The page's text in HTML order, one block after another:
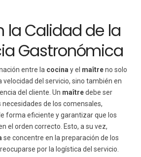
la Calidad de la
Gastronómica
entre la cocina y el maîtreno solo
velocidad del servicio, sino también en
del cliente. Un maîtredebe ser
de los comensales,
forma eficiente y garantizar que los
el orden correcto. Esto, a su vez,
se concentre en la preparación de los
por la logística del servicio.